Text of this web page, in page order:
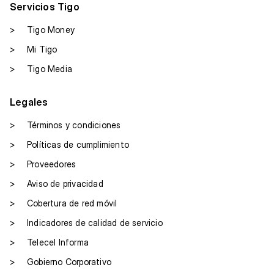
Servicios Tigo
>
Tigo Money
>
Mi Tigo
>
Tigo Media
Legales
>
Términos y condiciones
>
Políticas de cumplimiento
>
Proveedores
>
Aviso de privacidad
>
Cobertura de red móvil
>
Indicadores de calidad de servicio
>
Telecel Informa
>
Gobierno Corporativo